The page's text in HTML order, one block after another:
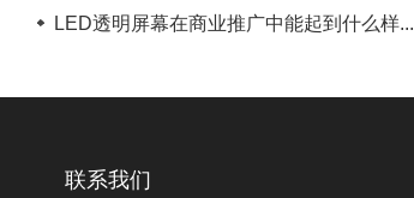
LED透明屏幕在商业推广中能起到什么样...
联系我们